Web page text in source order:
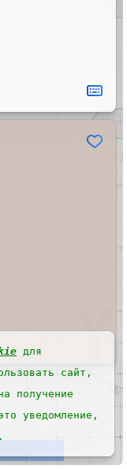
для
сайт,
получение
уведомление,